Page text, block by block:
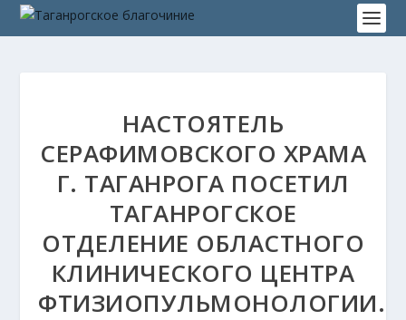
НАСТОЯТЕЛЬ
СЕРАФИМОВСКОГО ХРАМА
Г. ТАГАНРОГА ПОСЕТИЛ
ТАГАНРОГСКОЕ
ОТДЕЛЕНИЕ ОБЛАСТНОГО
КЛИНИЧЕСКОГО ЦЕНТРА
ФТИЗИОПУЛЬМОНОЛОГИИ.